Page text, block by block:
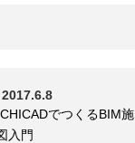
2017.6.8
でつくるBIM施
入門